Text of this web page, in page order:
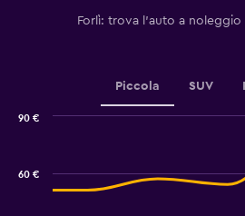
0
Forlì: trova l'auto a
Piccola SUV
60 €
90 €